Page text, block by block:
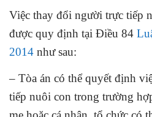
Việc thay đổi người trực tiếp
được quy định tại Điều 84
2014 như sau:
– Tòa án có thể quyết định
tiếp nuôi con trong trường